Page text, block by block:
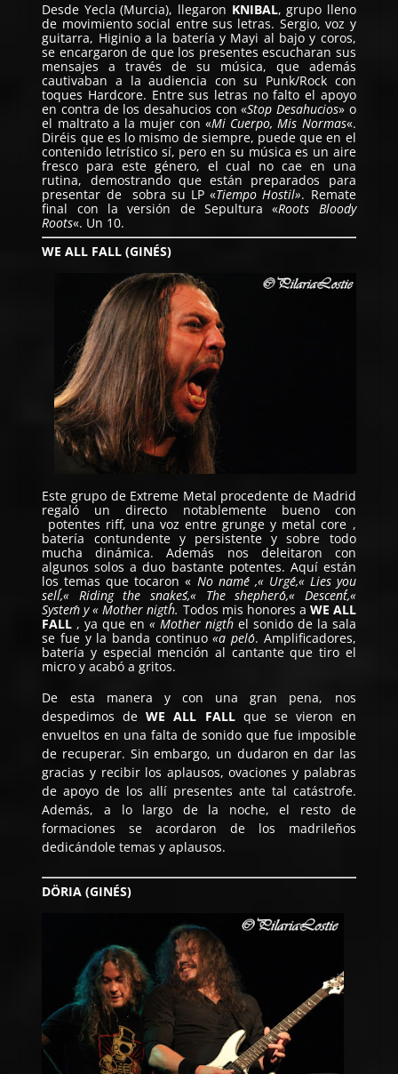
Desde Yecla (Murcia), llegaron KNIBAL, grupo lleno
de movimiento social entre sus letras. Sergio, voz y
guitarra, Higinio a la batería y Mayi al bajo y coros,
se encargaron de que los presentes escucharan sus
mensajes a través de su música, que además
cautivaban a la audiencia con su Punk/Rock con
toques Hardcore. Entre sus letras no falto el apoyo
en contra de los desahucios con «Stop Desahucios» o
el maltrato a la mujer con «Mi Cuerpo, Mis Normas«.
Diréis que es lo mismo de siempre, puede que en el
contenido letrístico sí, pero en su música es un aire
fresco para este género, el cual no cae en una
rutina, demostrando que están preparados para
presentar de sobra su LP «Tiempo Hostil». Remate
final con la versión de Sepultura «Roots Bloody
Roots«. Un 10.
WE ALL FALL (GINÉS)
Este grupo de Extreme Metal procedente de Madrid
regaló un directo notablemente bueno con
potentes riff, una voz entre grunge y metal core ,
batería contundente y persistente y sobre todo
mucha dinámica. Además nos deleitaron con
algunos solos a duo bastante potentes. Aquí están
los temas que tocaron « No name´´ ,« Urge´´,« Lies you
sell´´,« Riding the snakes´´,« The shephero´´,« Descent´´,«
System´´ y « Mother nigth´´. Todos mis honores a WE ALL
FALL , ya que en« Mother nigth´´el sonido de la sala
se fue y la banda continuo«a pelo´´. Amplificadores,
batería y especial mención al cantante que tiro el
micro y acabó a gritos.
De esta manera y con una gran pena, nos
despedimos deWE ALL FALLque se vieron en
envueltos en una falta de sonido que fue imposible
de recuperar. Sin embargo, un dudaron en dar las
gracias y recibir los aplausos, ovaciones y palabras
de apoyo de los allí presentes ante tal catástrofe.
Además, a lo largo de la noche, el resto de
formaciones se acordaron de los madrileños
dedicándole temas y aplausos.
DÖRIA (GINÉS)